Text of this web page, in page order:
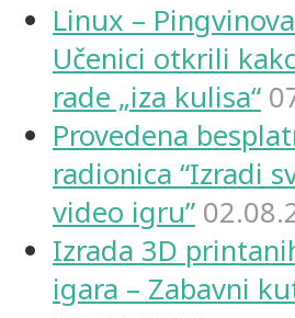
Linux –
Učenici otkrili
rade „iza kulisa“
Provedena
radionica “Izradi
video igru”
Izrada 3D
igara – Zabavni